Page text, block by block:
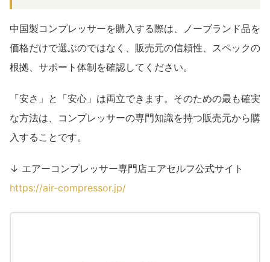
中国製コンプレッサーを購入する際は、ノーブランド品を
価格だけで選ぶのではなく、販売元の信頼性、スペックの
根拠、サポート体制を確認してください。
「安さ」と「安心」は両立できます。そのための最も確実
な方法は、コンプレッサーの専門知識を持つ販売元から購
入することです。
↓ エアーコンプレッサー専門店エアセルフ公式サイト
https://air-compressor.jp/